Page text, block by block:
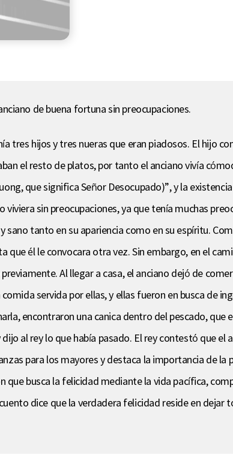
de buena fortuna sin preocupaciones.
tres hijos y tres nueras que eran piadosos. El hijo
el resto de platos, por tanto el anciano vivía
que significa Señor Desocupado)”, y la
sin preocupaciones, ya que tenía muchas
tanto en su apariencia como en su espíritu.
que él le convocara otra vez. Sin embargo, en el
Al llegar a casa, el anciano dejó de
servida por ellas, y ellas fueron en busca de
encontraron una canica dentro del pescado, que
al rey lo que había pasado. El rey contestó que
para los mayores y destaca la importancia de la
busca la felicidad mediante la vida pacífica,
dice que la verdadera felicidad reside en dejar